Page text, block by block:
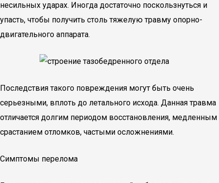
несильных ударах. Иногда достаточно поскользнуться и
упасть, чтобы получить столь тяжелую травму опорно-
двигательного аппарата.
Последствия такого повреждения могут быть очень
серьезными, вплоть до летального исхода. Данная травма
отличается долгим периодом восстановления, медленным
срастанием отломков, частыми осложнениями.
Симптомы перелома